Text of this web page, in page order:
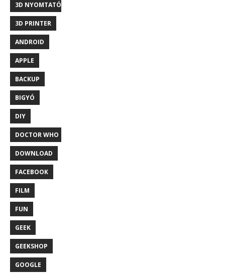
3D NYOMTATÓ
3D PRINTER
ANDROID
APPLE
BACKUP
BIGYÓ
DIY
DOCTOR WHO
DOWNLOAD
FACEBOOK
FILM
FUN
GEEK
GEEKSHOP
GOOGLE